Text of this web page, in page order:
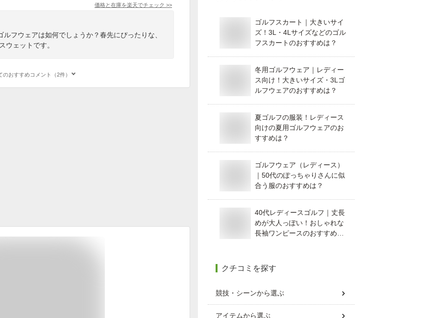
価格と在庫を楽天でチェック >>
フウェアは如何でしょうか？春先にぴったりな、
ウェットです。
のおすすめコメント（2件）
ゴルフスカート｜大きいサイ
ズ！3L・4Lサイズなどのゴル
フスカートのおすすめは？
冬用ゴルフウェア｜レディー
ス向け！大きいサイズ・3Lゴ
ルフウェアのおすすめは？
夏ゴルフの服装！レディース
向けの夏用ゴルフウェアのお
すすめは？
ゴルフウェア（レディース）
｜50代のぽっちゃりさんに似
合う服のおすすめは？
40代レディースゴルフ｜丈長
めが大人っぽい！おしゃれな
長袖ワンピースのおすすめ
クチコミを探す
競技・シーンから選ぶ
アイテムから選ぶ